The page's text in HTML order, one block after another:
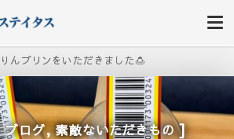
ラステイタス
大切にする企業
んプリンをいただきました🍮
ブログ,素敵ないただきもの